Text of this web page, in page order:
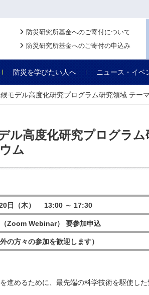
防災研究所基金へのご寄付について
防災研究所基金へのご寄付の申込み
防災を学びたい人へ ニュース・イベ
モデル高度化研究プログラム研究領域 テー
ル高度化研究プログラ
ム
日（木） 13:00 ～ 17:30
Zoom Webinar） 要参加申込
の方々の参加を歓迎します）
進めるために、最先端の科学技術を駆使した